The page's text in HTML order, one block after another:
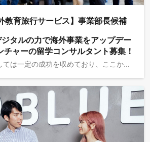
教育旅行サービス】事業部長候補
タルの力で海外事業をアップデー
チャーの留学コンサルタント募集！
部署の立ち上げとしては一定の成功を収めており、ここからは二桁億から三桁億へ事業グロースさせるフェーズを担っていただきます。 ◆求人概要 事業開発、事業企画、組織マネジメント、マーケティング戦略など、事業をスケールさせる上で必要な業務とPL責任を任せ、非連続な成長を推進していただきます。 ◆仕事イメージ ・事業戦略の立案・実行 ・事業課題の特定、戦略・戦術立案・実行 ・データの見える化・活用推進 ・定量データ分析による事業運営のPDCA支援 ・事業オペレーションの構築・マネジメント・BPR ・組織立ち上げ・マネジメント ・マーケティング戦略の立案・実行 ・企業アライアンス構築・実行 ・事業計画の達成（PL責任） ＝＝＝採用情報まとめ＝＝＝ ▼代表メッセージ：採用候補者さまへの手紙 https://bit.ly/3umwP28 ▼社員動画インタビュー：20億→40億の事業計画を任されてみて https://bit.ly/3SKnVW4 ▼会社紹介資料 https://bit.ly/3Mid5Am